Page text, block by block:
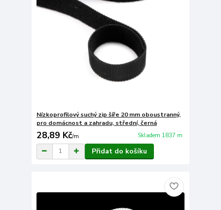
Nízkoprofilový suchý zip šíře 20 mm oboustranný,
pro domácnost a zahradu, střední, černá
28,89 Kč/m Skladem 1837 m
Přidat do košíku